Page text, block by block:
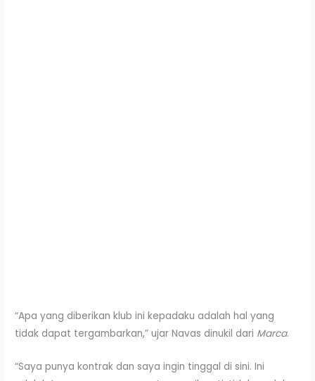
“Apa yang diberikan klub ini kepadaku adalah hal yang
tidak dapat tergambarkan,” ujar Navas dinukil dari Marca.
“Saya punya kontrak dan saya ingin tinggal di sini. Ini